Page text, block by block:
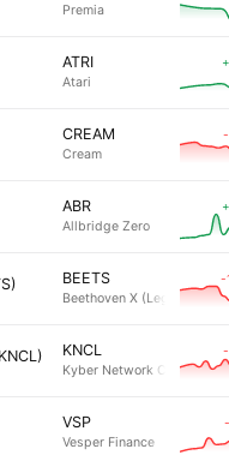
Premia
ATRI
Atari
CREAM
Cream
-
ABR
Allbridge Zero
BEETS
Beethoven X (Legacy)
-
KNCL
Kyber Network Crystal
VSP
Vesper Finance